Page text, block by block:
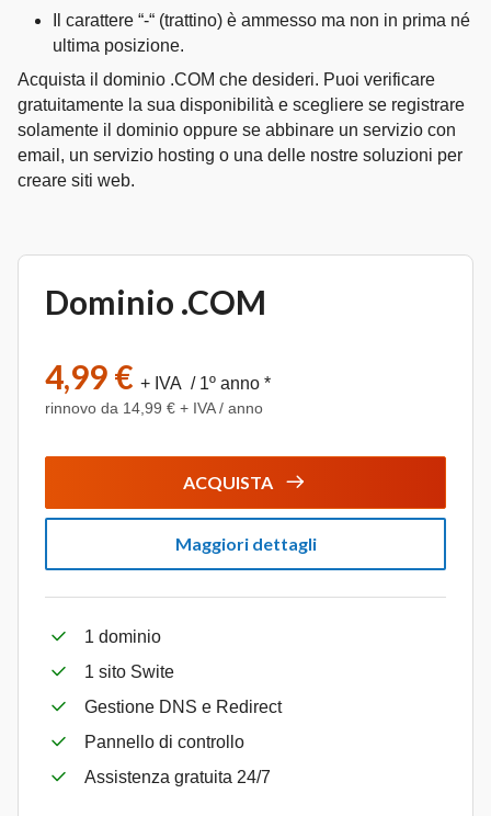
Il carattere “-“ (trattino) è ammesso ma non in prima né
ultima posizione.
Acquista il dominio .COM che desideri. Puoi verificare
gratuitamente la sua disponibilità e scegliere se registrare
solamente il dominio oppure se abbinare un servizio con
email, un servizio hosting o una delle nostre soluzioni per
creare siti web.
Dominio .COM
4,99 € + IVA / 1º anno *
rinnovo da 14,99 € + IVA / anno
ACQUISTA
Maggiori dettagli
1 dominio
1 sito Swite
Gestione DNS e Redirect
Pannello di controllo
Assistenza gratuita 24/7